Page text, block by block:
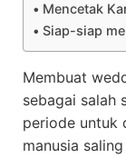
Mencetak
Siap-siap
Membuat
sebagai salah
periode untuk
manusia